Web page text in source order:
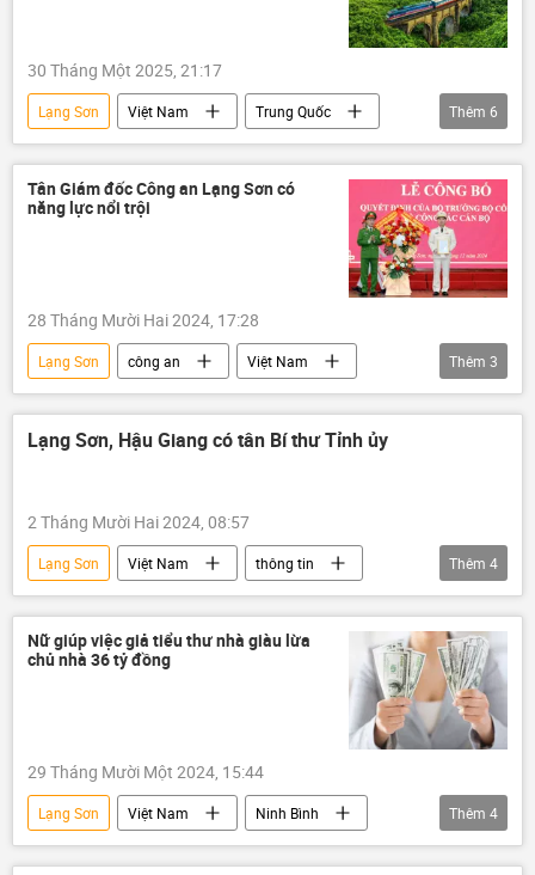
30 Tháng Một 2025, 21:17
Lạng Sơn Việt Nam
Trung Quốc
đường sắt
Thế giới
thông tin
Lào Cai
Hà Nội Hải Phòng
Thêm 6
Tân Giám đốc Công an Lạng Sơn có
năng lực nổi trội
28 Tháng Mười Hai 2024, 17:28
Lạng Sơn công an
Việt Nam
thông tin
Bộ Công an Việt Nam
Bà Rịa-Vũng Tàu
Thêm 3
Lạng Sơn, Hậu Giang có tân Bí thư Tỉnh ủy
2 Tháng Mười Hai 2024, 08:57
Lạng Sơn Việt Nam
thông tin
bầu cử
tuyển chọn, bổ nhiệm
bổ nhiệm
Hậu Giang
Thêm 4
Nữ giúp việc giả tiểu thư nhà giàu lừa
chủ nhà 36 tỷ đồng
29 Tháng Mười Một 2024, 15:44
Lạng Sơn Việt Nam
Ninh Bình
Thời sự
Xã hội
Nam Định
Thêm 4